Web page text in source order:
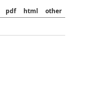
pdf html
other